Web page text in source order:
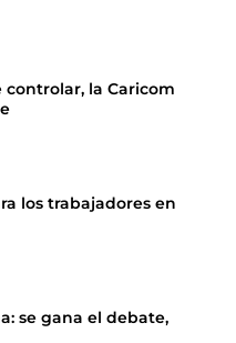
la Caricom
los trabajadores en
se gana el debate,